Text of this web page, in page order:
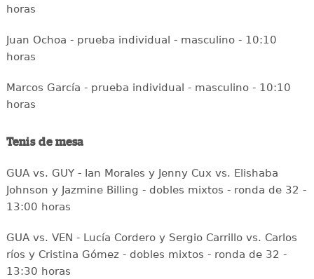
horas
Juan Ochoa - prueba individual - masculino - 10:10
horas
Marcos García - prueba individual - masculino - 10:10
horas
Tenis de mesa
GUA vs. GUY - Ian Morales y Jenny Cux vs. Elishaba
Johnson y Jazmine Billing - dobles mixtos - ronda de 32 -
13:00 horas
GUA vs. VEN - Lucía Cordero y Sergio Carrillo vs. Carlos
ríos y Cristina Gómez - dobles mixtos - ronda de 32 -
13:30 horas